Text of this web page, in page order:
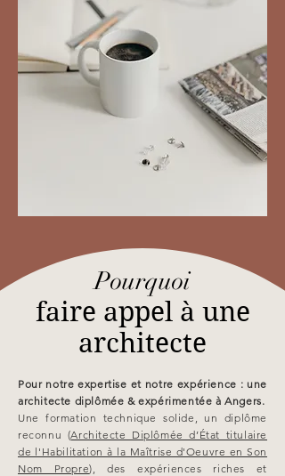
Pourquoi
faire appel à une
architecte
Pour notre expertise et notre expérience : une
architecte diplômée & expérimentée à Angers.
Une formation technique solide, un diplôme
reconnu (Architecte Diplômée d’État titulaire
de l'Habilitation à la Maîtrise d'Oeuvre en Son
Nom Propre), des expériences riches et